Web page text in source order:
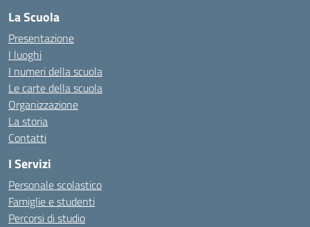
La Scuola
Presentazione
I luoghi
I numeri della scuola
Le carte della scuola
Organizzazione
La storia
Contatti
I Servizi
Personale scolastico
Famiglie e studenti
Percorsi di studio